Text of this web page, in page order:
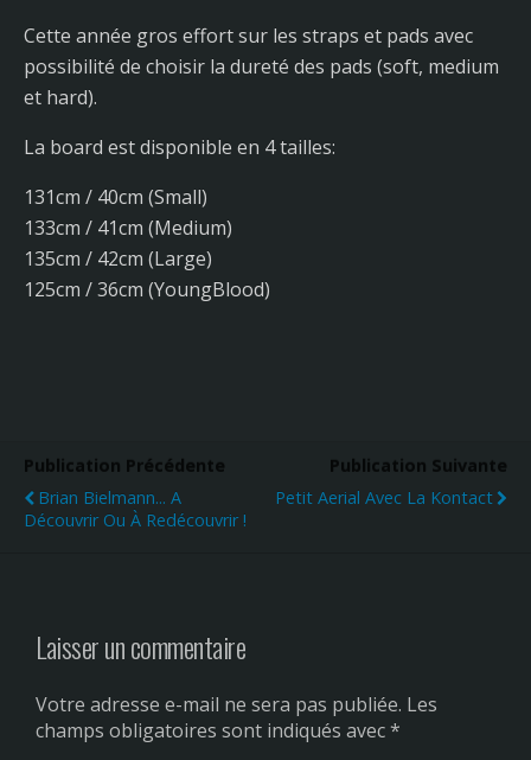
Cette année gros effort sur les straps et pads avec
possibilité de choisir la dureté des pads (soft, medium
et hard).
La board est disponible en 4 tailles:
131cm / 40cm (Small)
133cm / 41cm (Medium)
135cm / 42cm (Large)
125cm / 36cm (YoungBlood)
Publication Précédente
Brian Bielmann... A
Découvrir Ou À Redécouvrir !
Publication Suivante
Petit Aerial Avec La Kontact
Laisser un commentaire
Votre adresse e-mail ne sera pas publiée. Les
champs obligatoires sont indiqués avec*